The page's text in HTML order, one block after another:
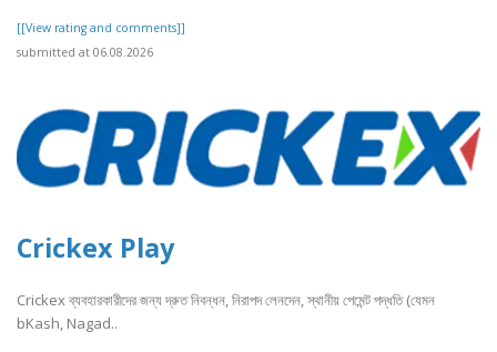
[[View rating and comments]]
submitted at 06.08.2026
Crickex Play
Crickex ব্যবহারকারীদের জন্য দ্রুত নিবন্ধন, নিরাপদ লেনদেন, স্থানীয় পেমেন্ট পদ্ধতি (যেমন
bKash, Nagad..